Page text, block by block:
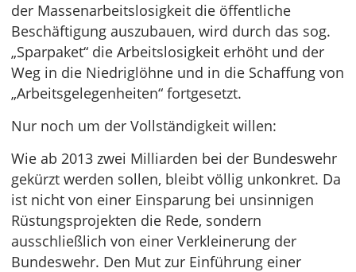
der Massenarbeitslosigkeit die öffentliche
Beschäftigung auszubauen, wird durch das sog.
„Sparpaket“ die Arbeitslosigkeit erhöht und der
Weg in die Niedriglöhne und in die Schaffung von
„Arbeitsgelegenheiten“ fortgesetzt.
Nur noch um der Vollständigkeit willen:
Wie ab 2013 zwei Milliarden bei der Bundeswehr
gekürzt werden sollen, bleibt völlig unkonkret. Da
ist nicht von einer Einsparung bei unsinnigen
Rüstungsprojekten die Rede, sondern
ausschließlich von einer Verkleinerung der
Bundeswehr. Den Mut zur Einführung einer